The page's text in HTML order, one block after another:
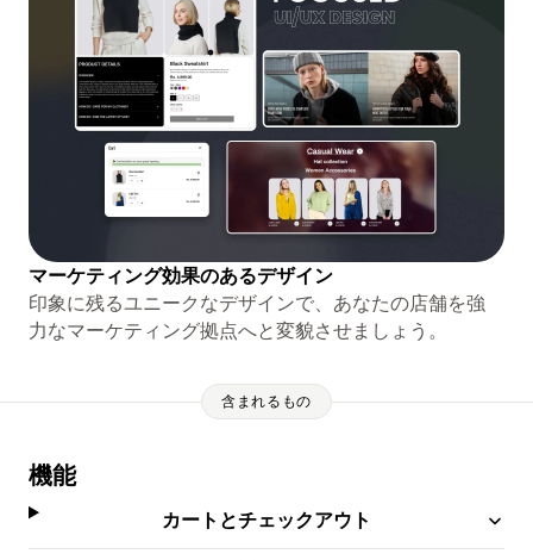
マーケティング効果のあるデザイン
印象に残るユニークなデザインで、あなたの店舗を強
力なマーケティング拠点へと変貌させましょう。
含まれるもの
機能
カートとチェックアウト